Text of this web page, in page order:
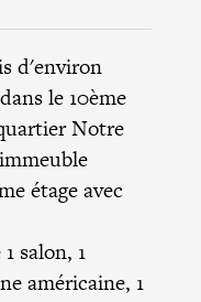
d'environ
le 10ème
Notre
étage avec
salon, 1
américaine, 1